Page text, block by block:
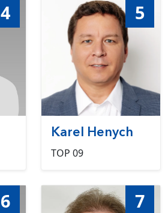
4 5
Karel Henych
TOP 09
6 7